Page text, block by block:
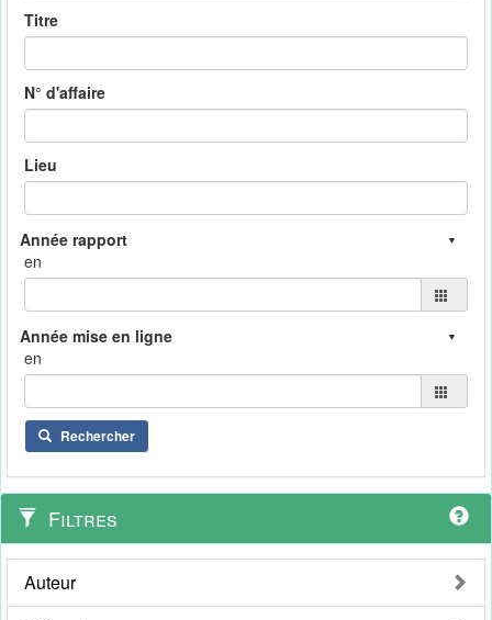
Titre
N° d'affaire
Lieu
en
en
Rechercher
Filtres
Auteur